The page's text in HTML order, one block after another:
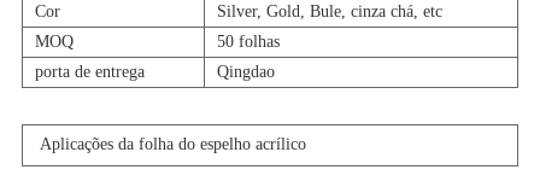
Cor
Silver, Gold, Bule, cinza chá, etc
MOQ
50 folhas
porta de entrega
Qingdao
Aplicações da folha do espelho acrílico